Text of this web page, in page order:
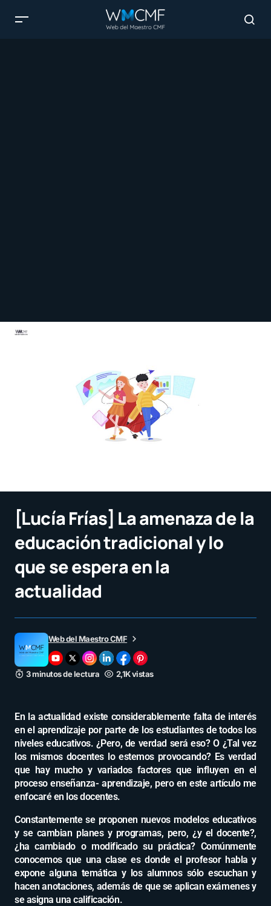
[Lucía Frías] La amenaza de la
educación tradicional y lo
que se espera en la
actualidad
Web del Maestro CMF
3 minutos de lectura 2,1K vistas
En la actualidad existe considerablemente falta de interés
en el aprendizaje por parte de los estudiantes de todos los
niveles educativos. ¿Pero, de verdad será eso? O ¿Tal vez
los mismos docentes lo estemos provocando? Es verdad
que hay mucho y variados factores que influyen en el
proceso enseñanza- aprendizaje, pero en este artículo me
enfocaré en los docentes.
Constantemente se proponen nuevos modelos educativos
y se cambian planes y programas, pero, ¿y el docente?,
¿ha cambiado o modificado su práctica? Comúnmente
conocemos que una clase es donde el profesor habla y
expone alguna temática y los alumnos sólo escuchan y
hacen anotaciones, además de que se aplican exámenes y
se asigna una calificación.